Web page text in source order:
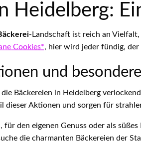
Heidelberg:
-Landschaft ist reich an
Cookies*, hier wird jeder fündig,
und
die Bäckereien in Heidelberg
dieser Aktionen und sorgen für
für den eigenen Genuss oder als
die charmanten Bäckereien der